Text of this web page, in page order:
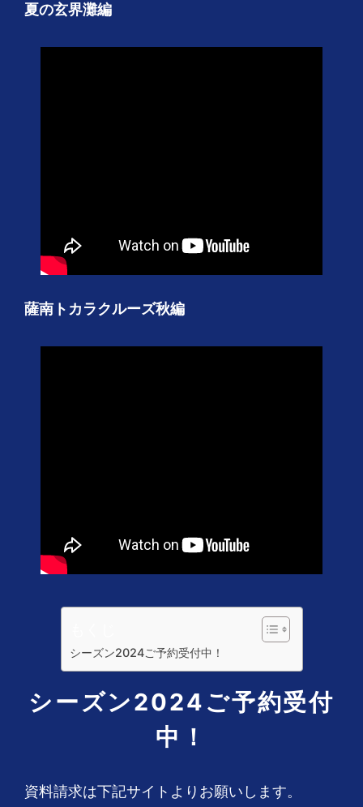
夏の玄界灘編
薩南トカラクルーズ秋編
シーズン2024ご予約受付中！
シーズン2024ご予約受付
中！
資料請求は下記サイトよりお願いします。